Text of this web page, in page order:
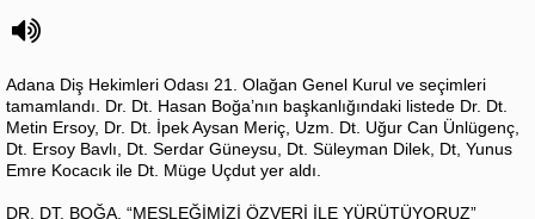
Adana Diş Hekimleri Odası 21. Olağan Genel Kurul ve seçimleri
tamamlandı. Dr. Dt. Hasan Boğa’nın başkanlığındaki listede Dr. Dt.
Metin Ersoy, Dr. Dt. İpek Aysan Meriç, Uzm. Dt. Uğur Can Ünlügenç,
Dt. Ersoy Bavlı, Dt. Serdar Güneysu, Dt. Süleyman Dilek, Dt, Yunus
Emre Kocacık ile Dt. Müge Uçdut yer aldı.
DR. DT. BOĞA, “MESLEĞİMİZİ ÖZVERİ İLE YÜRÜTÜYORUZ”